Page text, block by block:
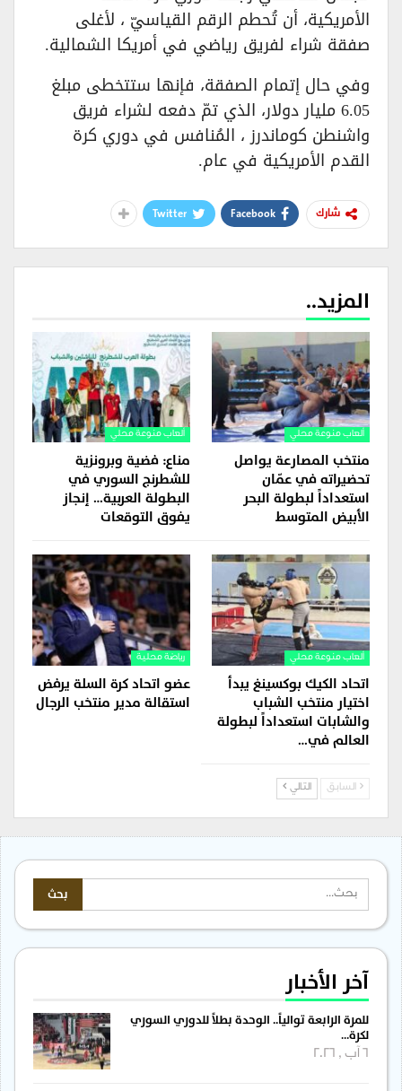
الأمريكية، أن تُحطم الرقم القياسيّ ، لأغلى
صفقة شراء لفريق رياضي في أمريكا الشمالية.
وفي حال إتمام الصفقة، فإنها ستتخطى مبلغ
6.05 مليار دولار، الذي تمّ دفعه لشراء فريق
واشنطن كوماندرز ، المُنافس في دوري كرة
القدم الأمريكية في عام.
شارك Facebook
Twitter
المزيد..
ألعاب منوعة محلي
منتخب المصارعة يواصل
تحضيراته في عمّان
استعداداً لبطولة البحر
الأبيض المتوسط
ألعاب منوعة محلي
مناع: فضية وبرونزية
للشطرنج السوري في
البطولة العربية… إنجاز
يفوق التوقعات
ألعاب منوعة محلي
اتحاد الكيك بوكسينغ يبدأ
اختيار منتخب الشباب
والشابات استعداداً لبطولة
العالم في…
رياضة محلية
عضو اتحاد كرة السلة يرفض
استقالة مدير منتخب الرجال
السابق التالي
آخر الأخبار
للمرة الرابعة توالياً.. الوحدة بطلاً للدوري السوري
لكرة…